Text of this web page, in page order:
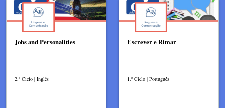
Jobs and Personalities
2.º Ciclo | Inglês
Escrever e Rimar
1.º Ciclo | Português